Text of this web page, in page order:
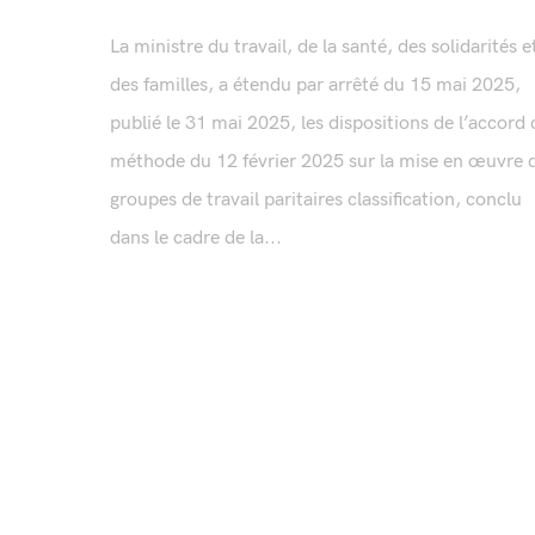
La ministre du travail, de la santé, des solidarités
des familles, a étendu par arrêté du 15 mai 2025,
publié le 31 mai 2025, les dispositions de l’accord
méthode du 12 février 2025 sur la mise en œuvre
groupes de travail paritaires classification, conclu
dans le cadre de la...